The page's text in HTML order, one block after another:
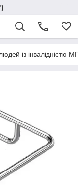
із інвалідністю